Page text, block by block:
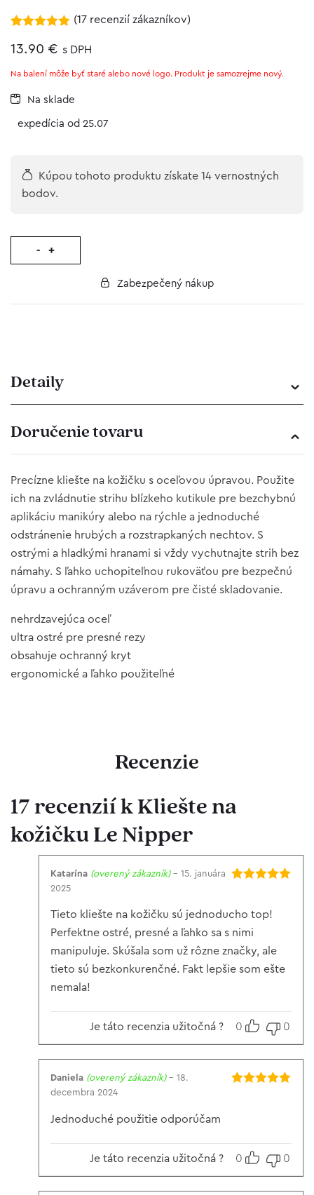
4.94z 5 na
zákazníckych
(17 recenzií zákazníkov)
13.90 € s DPH
Na balení môže byť staré alebo nové logo. Produkt je samozrejme nový.
Na sklade
expedícia od 25.07
Kúpou tohoto produktu získate 14 vernostných
bodov.
- +
Zabezpečený nákup
Detaily
Doručenie tovaru
Precízne kliešte na kožičku s oceľovou úpravou. Použite
ich na zvládnutie strihu blízkeho kutikule pre bezchybnú
aplikáciu manikúry alebo na rýchle a jednoduché
odstránenie hrubých a rozstrapkaných nechtov. S
ostrými a hladkými hranami si vždy vychutnajte strih bez
námahy. S ľahko uchopiteľnou rukoväťou pre bezpečnú
úpravu a ochranným uzáverom pre čisté skladovanie.
nehrdzavejúca oceľ
ultra ostré pre presné rezy
obsahuje ochranný kryt
ergonomické a ľahko použiteľné
Recenzie
17 recenzií k Kliešte na
kožičku Le Nipper
Katarína (overený zákazník) – 15. januára
2025
Tieto kliešte na kožičku sú jednoducho top!
Perfektne ostré, presné a ľahko sa s nimi
manipuluje. Skúšala som už rôzne značky, ale
tieto sú bezkonkurenčné. Fakt lepšie som ešte
nemala!
Je táto recenzia užitočná ? 0 0
Daniela (overený zákazník) – 18.
decembra 2024
Jednoduché použitie odporúčam
Je táto recenzia užitočná ? 0 0